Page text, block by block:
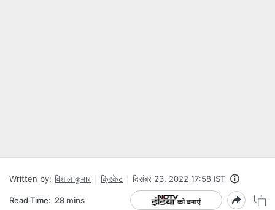
Written by: विशाल कुमार क्रिकेट दिसंबर 23, 2022 17:58 IST
Read Time: 28 mins